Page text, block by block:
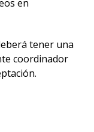
en
tener una
coordinador